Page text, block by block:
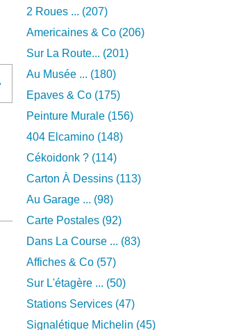
2 Roues ... (207)
Americaines & Co (206)
Sur La Route... (201)
Au Musée ... (180)
Epaves & Co (175)
Peinture Murale (156)
404 Elcamino (148)
Cékoidonk ? (114)
Carton À Dessins (113)
Au Garage ... (98)
Carte Postales (92)
Dans La Course ... (83)
Affiches & Co (57)
Sur L'étagère ... (50)
Stations Services (47)
Signalétique Michelin (45)